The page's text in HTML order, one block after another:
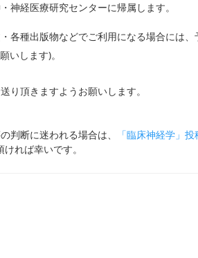
神経医療研究センターに帰属します。
各種出版物などでご利用になる場合には、
いします)。
り頂きますようお願いします。
判断に迷われる場合は、
「臨床神経学」投
れば幸いです。